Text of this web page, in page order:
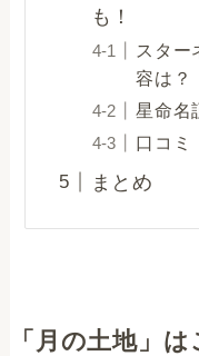
も！
スター
容は？
星命名
口コミ
まとめ
「月の土地」